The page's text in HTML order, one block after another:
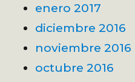
enero 2017
diciembre 2016
noviembre 2016
octubre 2016